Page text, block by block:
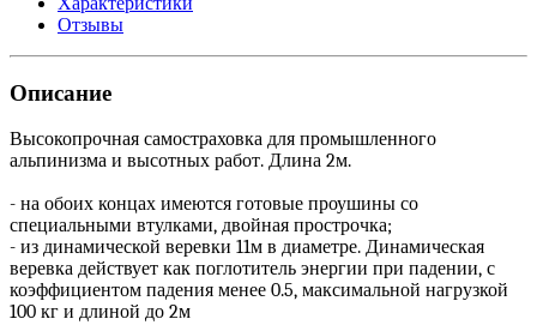
Отзывы
Описание
Высокопрочная самостраховка для промышленного
альпинизма и высотных работ. Длина 2м.
- на обоих концах имеются готовые проушины со
специальными втулками, двойная прострочка;
- из динамической веревки 11м в диаметре. Динамическая
веревка действует как поглотитель энергии при падении, с
коэффициентом падения менее 0.5, максимальной нагрузкой
100 кг и длиной до 2м